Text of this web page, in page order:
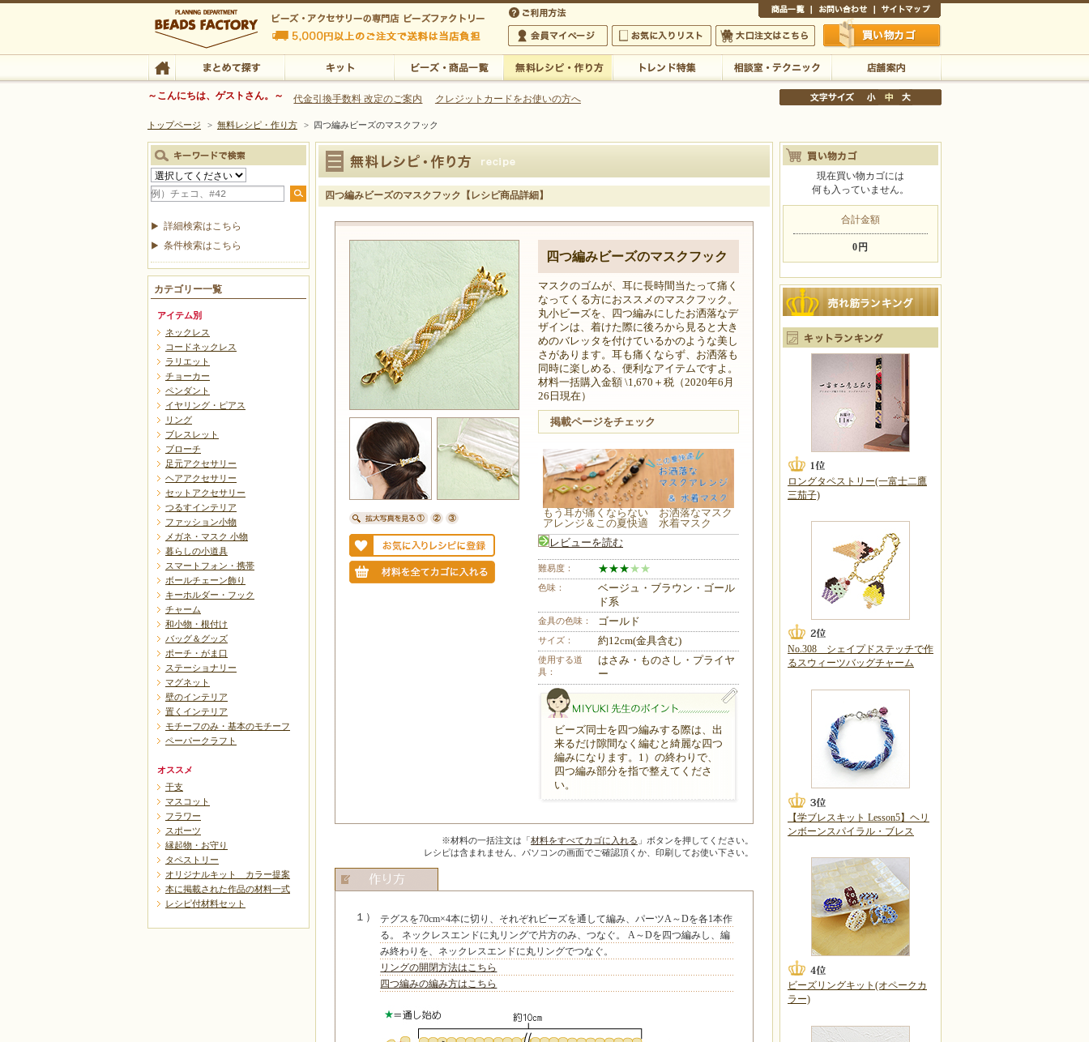
ビーズファクトリー ビーズ・パーツ・金具など・アクセサリーの専門店
ビーズ・アクセサリーの専門店 ビーズファクトリー 5,000円以上のご注文で送料は当店が負担いたします
ビーズ・アクセサリーの専門店 ビーズファクトリー 5,000円以上のご注文で送料は当店が負担いたします
会員マイページ
お気に入りリスト 大口注文はこちら 買い物かご
TOP まとめて探す 店舗案内
～こんにちは、ゲストさん。～ 代金引換手数料 改定のご案内 クレジットカードをお使いの方へ
トップページ > 無料レシピ・作り方 > 四つ編みビーズのマスクフック
四つ編みビーズのマスクフック【レシピ商品詳細】
四つ編みビーズのマスクフック
マスクのゴムが、耳に長時間当たって痛く
なってくる方におススメのマスクフック。
丸小ビーズを、四つ編みにしたお洒落なデ
ザインは、着けた際に後ろから見ると大き
めのバレッタを付けているかのような美し
さがあります。耳も痛くならず、お洒落も
同時に楽しめる、便利なアイテムですよ。
材料一括購入金額 \1,670＋税（2020年6月
26日現在）
掲載ページをチェック
もう耳が痛くならない お洒落なマスク
アレンジ＆この夏快適 水着マスク
レビューを読む
難易度： ★★★★★
色味：
ベージュ・ブラウン・ゴール
ド系
金具の色味： ゴールド
サイズ： 約12cm(金具含む)
使用する道
具：
はさみ・ものさし・プライヤ
ー
ビーズ同士を四つ編みする際は、出
来るだけ隙間なく編むと綺麗な四つ
編みになります。1）の終わりで、
四つ編み部分を指で整えてくださ
い。
※材料の一括注文は「材料をすべてカゴに入れる 」ボタンを押してください。
レシピは含まれません、パソコンの画面でご確認頂くか、印刷してお使い下さい。
１）
テグスを70cm×4本に切り、それぞれビーズを通して編み、パーツA～Dを各1本作
る。 ネックレスエンドに丸リングで片方のみ、つなぐ。 A～Dを四つ編みし、編
み終わりを、ネックレスエンドに丸リングでつなぐ。
リングの開閉方法はこちら
四つ編みの編み方はこちら
詳細検索はこちら
条件検索はこちら
カテゴリー一覧
アイテム別
ネックレス
コードネックレス
ラリエット
チョーカー
ペンダント
イヤリング・ピアス
リング
ブレスレット
ブローチ
足元アクセサリー
ヘアアクセサリー
セットアクセサリー
つるすインテリア
ファッション小物
メガネ・マスク 小物
暮らしの小道具
スマートフォン・携帯
ボールチェーン飾り
キーホルダー・フック
チャーム
和小物・根付け
バッグ＆グッズ
ポーチ・がま口
ステーショナリー
マグネット
壁のインテリア
置くインテリア
モチーフのみ・基本のモチーフ
ペーパークラフト
オススメ
干支
マスコット
フラワー
スポーツ
縁起物・お守り
タペストリー
オリジナルキット カラー提案
本に掲載された作品の材料一式
レシピ付材料セット
現在買い物カゴには
何も入っていません。
合計金額
0円
ロングタペストリー(一富士二鷹
三茄子)
No.308 シェイプドステッチで作
るスウィーツバッグチャーム
【学ブレスキット Lesson5】ヘリ
ンボーンスパイラル・ブレス
ビーズリングキット(オペークカ
ラー)